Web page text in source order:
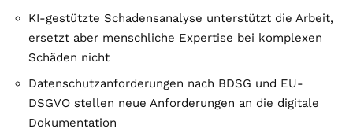
KI-gestützte Schadensanalyse unterstützt die Arbeit,
ersetzt aber menschliche Expertise bei komplexen
Schäden nicht
Datenschutzanforderungen nach BDSG und EU-
DSGVO stellen neue Anforderungen an die digitale
Dokumentation